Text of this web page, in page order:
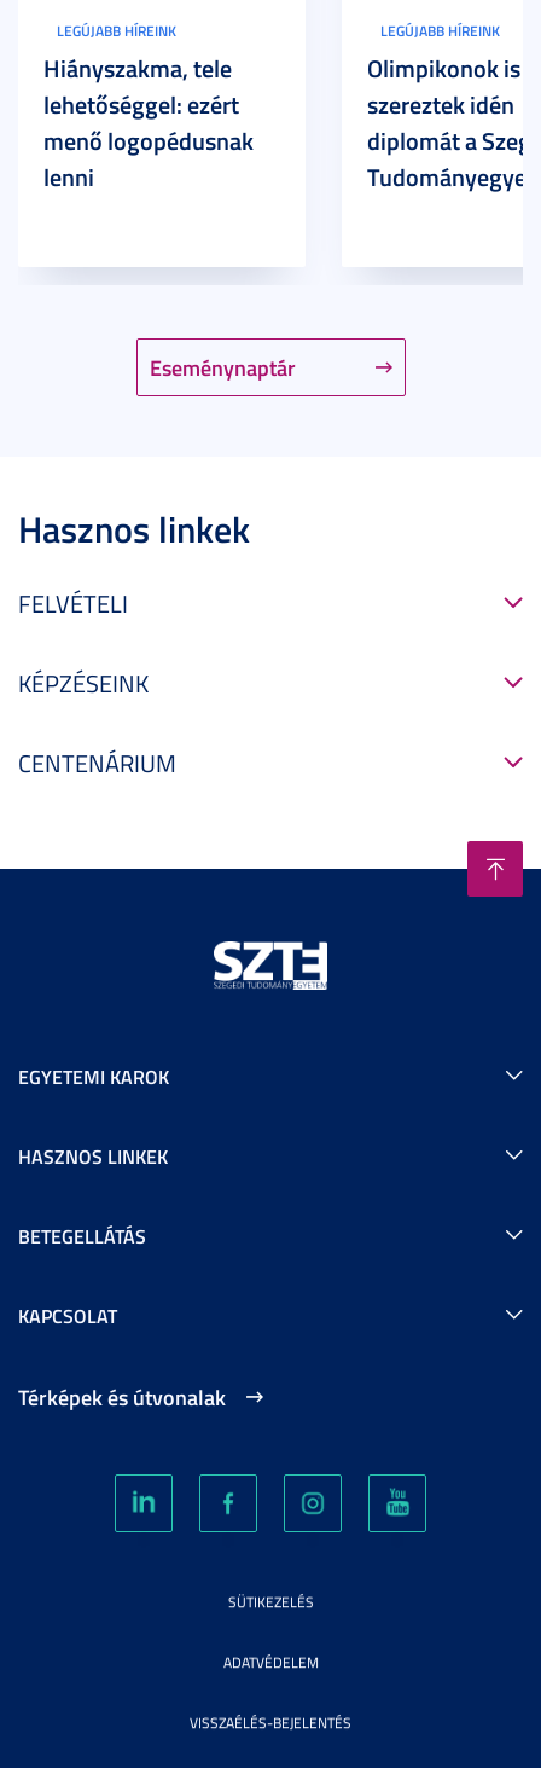
Eseménynaptár
LEGÚJABB HÍREINK
Hiányszakma, tele
lehetőséggel: ezért
menő logopédusnak
lenni
LEGÚJABB HÍREINK
Olimpikonok is
szereztek idén
diplomát a
Hasznos linkek
FELVÉTELI
KÉPZÉSEINK
CENTENÁRIUM
EGYETEMI KAROK
HASZNOS LINKEK
BETEGELLÁTÁS
KAPCSOLAT
Térképek és útvonalak
SÜTIKEZELÉS
ADATVÉDELEM
VISSZAÉLÉS-BEJELENTÉS